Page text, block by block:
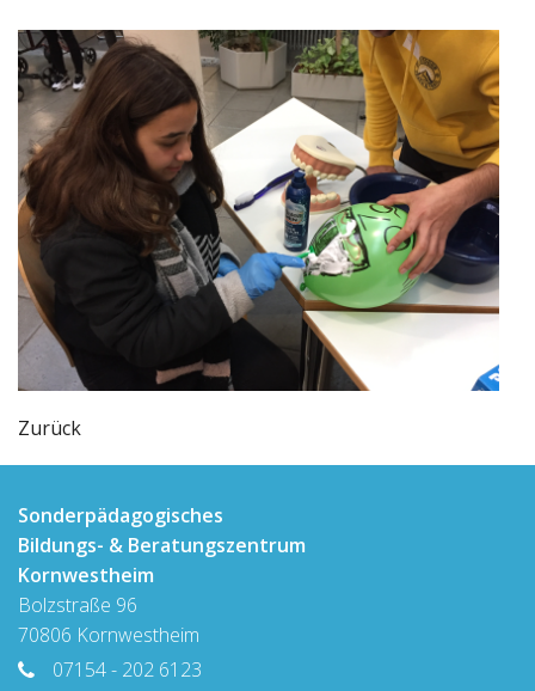
Zurück
Sonderpädagogisches
Bildungs- & Beratungszentrum
Kornwestheim
Bolzstraße 96
70806 Kornwestheim
07154 - 202 6123